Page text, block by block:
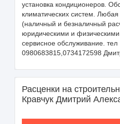
установка кондиционеров.
климатических систем.
(наличный и безналичный
юридическими и
сервисное обслуживание. тел
0980683815,0734172598
Расценки на
Кравчук Дмитрий